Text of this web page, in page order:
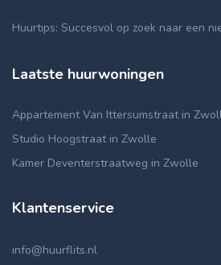
Huurtips: Succesvol op zoek naar een
Laatste huurwoningen
Appartement Van Ittersumstraat in
Studio Hoogstraat in Zwolle
Kamer Deventerstraatweg in Zwolle
Klantenservice
info@huurflits.nl